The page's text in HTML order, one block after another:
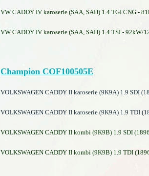
VW CADDY IV karoserie (SAA, SAH) 1.4 TGI CNG -
VW CADDY IV karoserie (SAA, SAH) 1.4 TSI - 92kW/
Champion COF100505E
VOLKSWAGEN CADDY II karoserie (9K9A) 1.9 SDI
VOLKSWAGEN CADDY II karoserie (9K9A) 1.9 TDI
VOLKSWAGEN CADDY II kombi (9K9B) 1.9 SDI
VOLKSWAGEN CADDY II kombi (9K9B) 1.9 TDI